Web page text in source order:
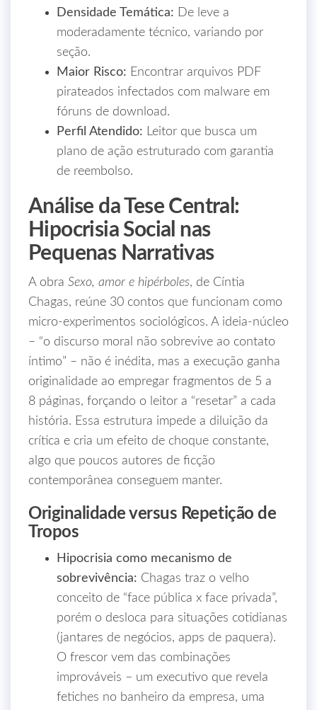
Densidade Temática: De leve a
moderadamente técnico, variando por
seção.
Maior Risco: Encontrar arquivos PDF
pirateados infectados com malware em
fóruns de download.
Perfil Atendido: Leitor que busca um
plano de ação estruturado com garantia
de reembolso.
Análise da Tese Central:
Hipocrisia Social nas
Pequenas Narrativas
A obra Sexo, amor e hipérboles, de Cíntia
Chagas, reúne 30 contos que funcionam como
micro‑experimentos sociológicos. A ideia‑núcleo
– “o discurso moral não sobrevive ao contato
íntimo” – não é inédita, mas a execução ganha
originalidade ao empregar fragmentos de 5 a
8 páginas, forçando o leitor a “resetar” a cada
história. Essa estrutura impede a diluição da
crítica e cria um efeito de choque constante,
algo que poucos autores de ficção
contemporânea conseguem manter.
Originalidade versus Repetição de
Tropos
Hipocrisia como mecanismo de
sobrevivência: Chagas traz o velho
conceito de “face pública x face privada”,
porém o desloca para situações cotidianas
(jantares de negócios, apps de paquera).
O frescor vem das combinações
improváveis – um executivo que revela
fetiches no banheiro da empresa, uma